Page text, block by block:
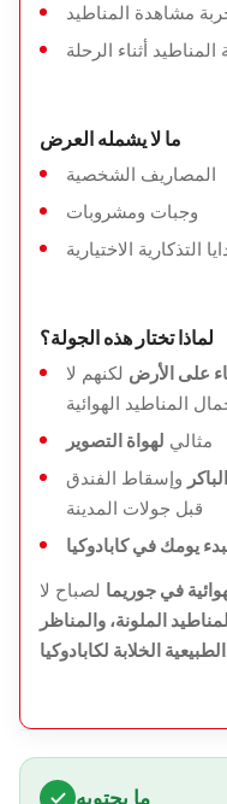
مشاهدة المناطيد
أثناء الرحلة
ما لا يشمله العرض
المصاريف الشخصية
وجبات ومشروبات
التذكارية الاختيارية
لماذا تختار هذه الجولة؟
على الأرض لكنهم لا
المناطيد الهوائية
مثالي لهواة التصوير
وإسقاط الفندق
قبل جولات المدينة
يومك في كابادوكيا
في جوريما لصباح لا
الملونة، والمناظر
الطبيعية الخلابة لكابادوكيا
ما يحتويه